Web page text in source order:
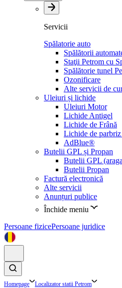
Servicii
Spălatorie auto
Spălătorii
Staţii Petrom cu
Spălătorie tunel
Ozonificare
Alte servicii de
Uleiuri și lichide
Uleiuri Motor
Lichide Antigel
Lichide de Frână
Lichide de
AdBlue®
Butelii GPL și Propan
Butelii GPL
Butelii Propan
Factură electronică
Alte servicii
Anunțuri publice
Închide meniu
Persoane fizicePersoane juridice
Homepage Localizator statii Petrom